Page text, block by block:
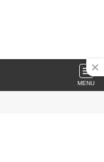
MENU